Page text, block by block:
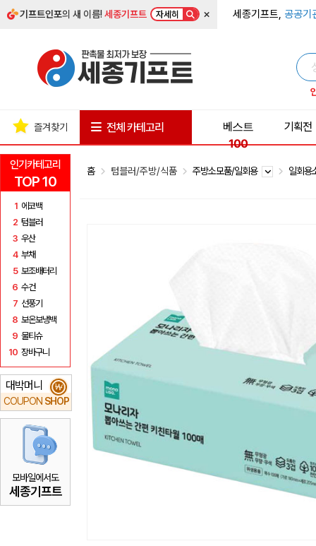
기프트인포의 새 이름!세종기프트 자세히 × 세종기프트, 공공기
인기카테고리
TOP 10
1 에코백
2 텀블러
3 우산
4 부채
5 보조배터리
6 수건
7 선풍기
8 보온보냉백
9 물티슈
10 장바구니
대박머니
COUPON SHOP
₩
모바일에서도
세종기프트
즐겨찾기 전체 카테고리
베스트
100
기획전
홈 텀블러/주방/식품 주방소모품/일회용 일회